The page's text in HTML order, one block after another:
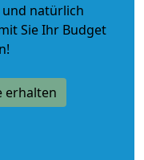
und natürlich
Sie Ihr Budget
erhalten